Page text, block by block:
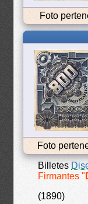
Foto
Foto
Billetes
Firmantes "
(1890)